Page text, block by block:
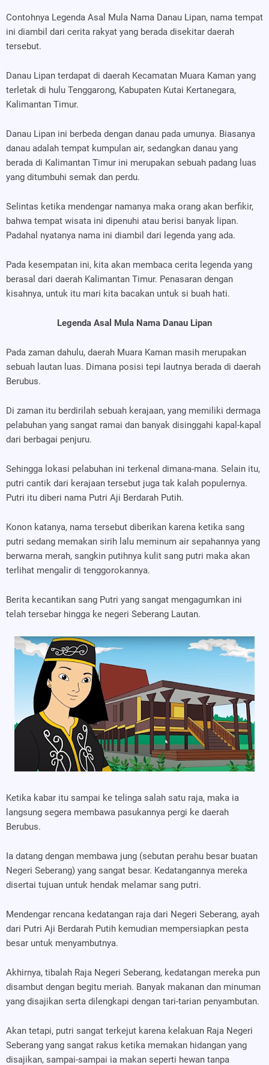
Contohnya Legenda Asal Mula Nama Danau Lipan, nama tempat
ini diambil dari cerita rakyat yang berada disekitar daerah
tersebut.
Danau Lipan terdapat di daerah Kecamatan Muara Kaman yang
terletak di hulu Tenggarong, Kabupaten Kutai Kertanegara,
Kalimantan Timur.
Danau Lipan ini berbeda dengan danau pada umunya. Biasanya
danau adalah tempat kumpulan air, sedangkan danau yang
berada di Kalimantan Timur ini merupakan sebuah padang luas
yang ditumbuhi semak dan perdu.
Selintas ketika mendengar namanya maka orang akan berfikir,
bahwa tempat wisata ini dipenuhi atau berisi banyak lipan.
Padahal nyatanya nama ini diambil dari legenda yang ada.
Pada kesempatan ini, kita akan membaca cerita legenda yang
berasal dari daerah Kalimantan Timur. Penasaran dengan
kisahnya, untuk itu mari kita bacakan untuk si buah hati.
Legenda Asal Mula Nama Danau Lipan
Pada zaman dahulu, daerah Muara Kaman masih merupakan
sebuah lautan luas. Dimana posisi tepi lautnya berada di daerah
Berubus.
Di zaman itu berdirilah sebuah kerajaan, yang memiliki dermaga
pelabuhan yang sangat ramai dan banyak disinggahi kapal-kapal
dari berbagai penjuru.
Sehingga lokasi pelabuhan ini terkenal dimana-mana. Selain itu,
putri cantik dari kerajaan tersebut juga tak kalah populernya.
Putri itu diberi nama Putri Aji Berdarah Putih.
Konon katanya, nama tersebut diberikan karena ketika sang
putri sedang memakan sirih lalu meminum air sepahannya yang
berwarna merah, sangkin putihnya kulit sang putri maka akan
terlihat mengalir di tenggorokannya.
Berita kecantikan sang Putri yang sangat mengagumkan ini
telah tersebar hingga ke negeri Seberang Lautan.
Ketika kabar itu sampai ke telinga salah satu raja, maka ia
langsung segera membawa pasukannya pergi ke daerah
Berubus.
Ia datang dengan membawa jung (sebutan perahu besar buatan
Negeri Seberang) yang sangat besar. Kedatangannya mereka
disertai tujuan untuk hendak melamar sang putri.
Mendengar rencana kedatangan raja dari Negeri Seberang, ayah
dari Putri Aji Berdarah Putih kemudian mempersiapkan pesta
besar untuk menyambutnya.
Akhirnya, tibalah Raja Negeri Seberang, kedatangan mereka pun
disambut dengan begitu meriah. Banyak makanan dan minuman
yang disajikan serta dilengkapi dengan tari-tarian penyambutan.
Akan tetapi, putri sangat terkejut karena kelakuan Raja Negeri
Seberang yang sangat rakus ketika memakan hidangan yang
disajikan, sampai-sampai ia makan seperti hewan tanpa